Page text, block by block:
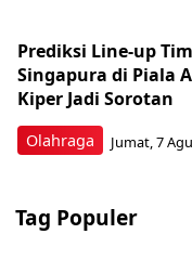
Olahraga
Prediksi Line-up
Singapura di Piala
Kiper Jadi Sorotan
Jumat, 7
Tag Populer